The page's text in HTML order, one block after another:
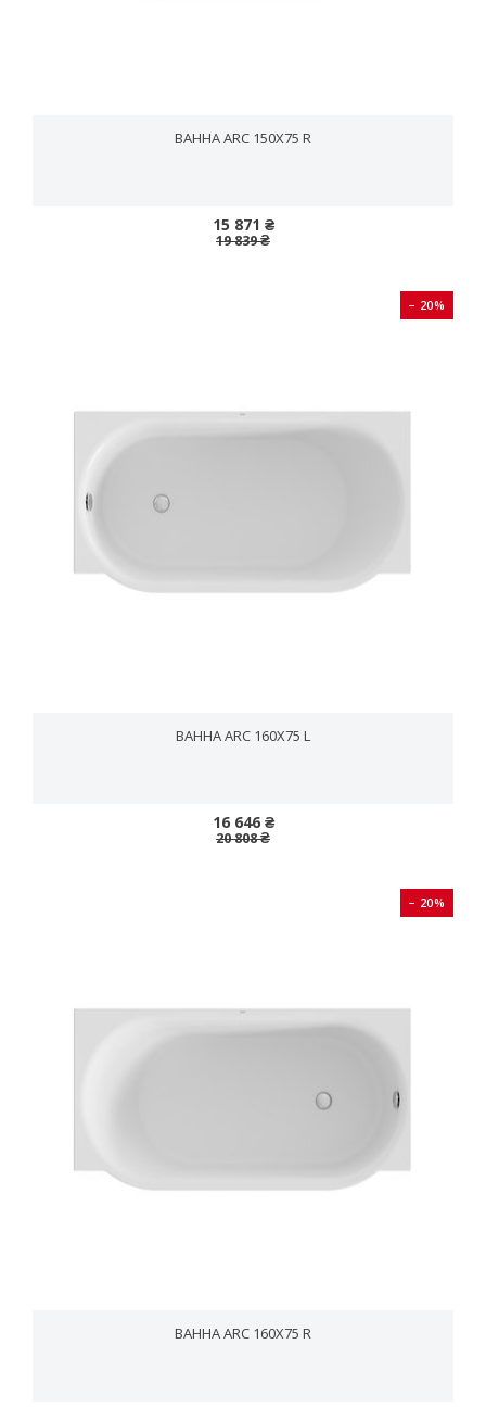
ВАННА ARC 150X75 R
15 871 ₴
19 839 ₴
− 20%
ВАННА ARC 160X75 L
16 646 ₴
20 808 ₴
− 20%
ВАННА ARC 160X75 R